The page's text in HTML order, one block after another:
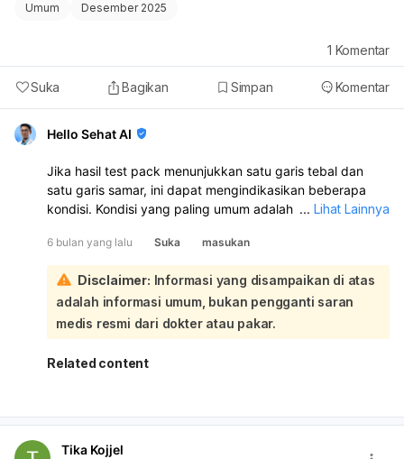
Umum Desember 2025
Suka Bagikan Simpan Komentar
1 Komentar
Hello Sehat AI
Jika hasil test pack menunjukkan satu garis tebal dan
satu garis samar, ini dapat mengindikasikan beberapa
kondisi. Kondisi yang paling umum adalah kemungkinan
oleh keguguran dini atau kesalahan dalam penggunaan
alat test pack:
Disarankan untuk melakukan tes ulang setelah beberapa
hari untuk mendapatkan hasil yang lebih jelas, atau
segera berkonsultasi dengan dokter. Dokter mungkin
akan merekomendasikan pemeriksaan lanjutan seperti tes
darah untuk mengukur kadar hormon kehamilan (hCG)
... Lihat Lainnya
6 bulan yang lalu Suka masukan
Disclaimer: Informasi yang disampaikan di atas
adalah informasi umum, bukan pengganti saran
medis resmi dari dokter atau pakar.
Related content
Tika Kojjel